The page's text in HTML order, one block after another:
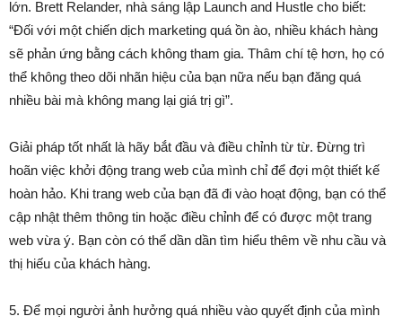
lớn. Brett Relander, nhà sáng lập Launch and Hustle cho biết:
“Đối với một chiến dịch marketing quá ồn ào, nhiều khách hàng
sẽ phản ứng bằng cách không tham gia. Thâm chí tệ hơn, họ có
thể không theo dõi nhãn hiệu của bạn nữa nếu bạn đăng quá
nhiều bài mà không mang lại giá trị gì”.
Giải pháp tốt nhất là hãy bắt đầu và điều chỉnh từ từ. Đừng trì
hoãn việc khởi động trang web của mình chỉ để đợi một thiết kế
hoàn hảo. Khi trang web của bạn đã đi vào hoạt động, bạn có thể
cập nhật thêm thông tin hoặc điều chỉnh để có được một trang
web vừa ý. Bạn còn có thể dần dần tìm hiểu thêm về nhu cầu và
thị hiếu của khách hàng.
5. Để mọi người ảnh hưởng quá nhiều vào quyết định của mình